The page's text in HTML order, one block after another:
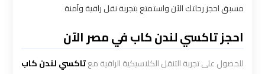
مسبق احجز رحلتك الآن واستمتع بتجربة نقل راقية وآمنة
احجز تاكسي لندن كاب في مصر الآن
للحصول على تجربة التنقل الكلاسيكية الراقية معتاكسي لندن كاب
الإسكندرية
القاهرة